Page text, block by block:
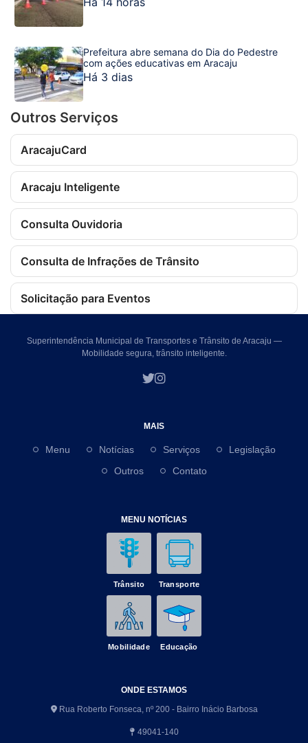
Prefeitura abre semana do Dia do Pedestre
com ações educativas em Aracaju
Há 3 dias
Outros Serviços
AracajuCard
Aracaju Inteligente
Consulta Ouvidoria
Consulta de Infrações de Trânsito
Solicitação para Eventos
Superintendência Municipal de Transportes e Trânsito de Aracaju —
Mobilidade segura, trânsito inteligente.
MAIS
Menu Notícias Serviços
Legislação
Outros
Contato
MENU NOTÍCIAS
Trânsito Transporte
Mobilidade Educação
ONDE ESTAMOS
Rua Roberto Fonseca, nº 200 - Bairro Inácio Barbosa
49041-140